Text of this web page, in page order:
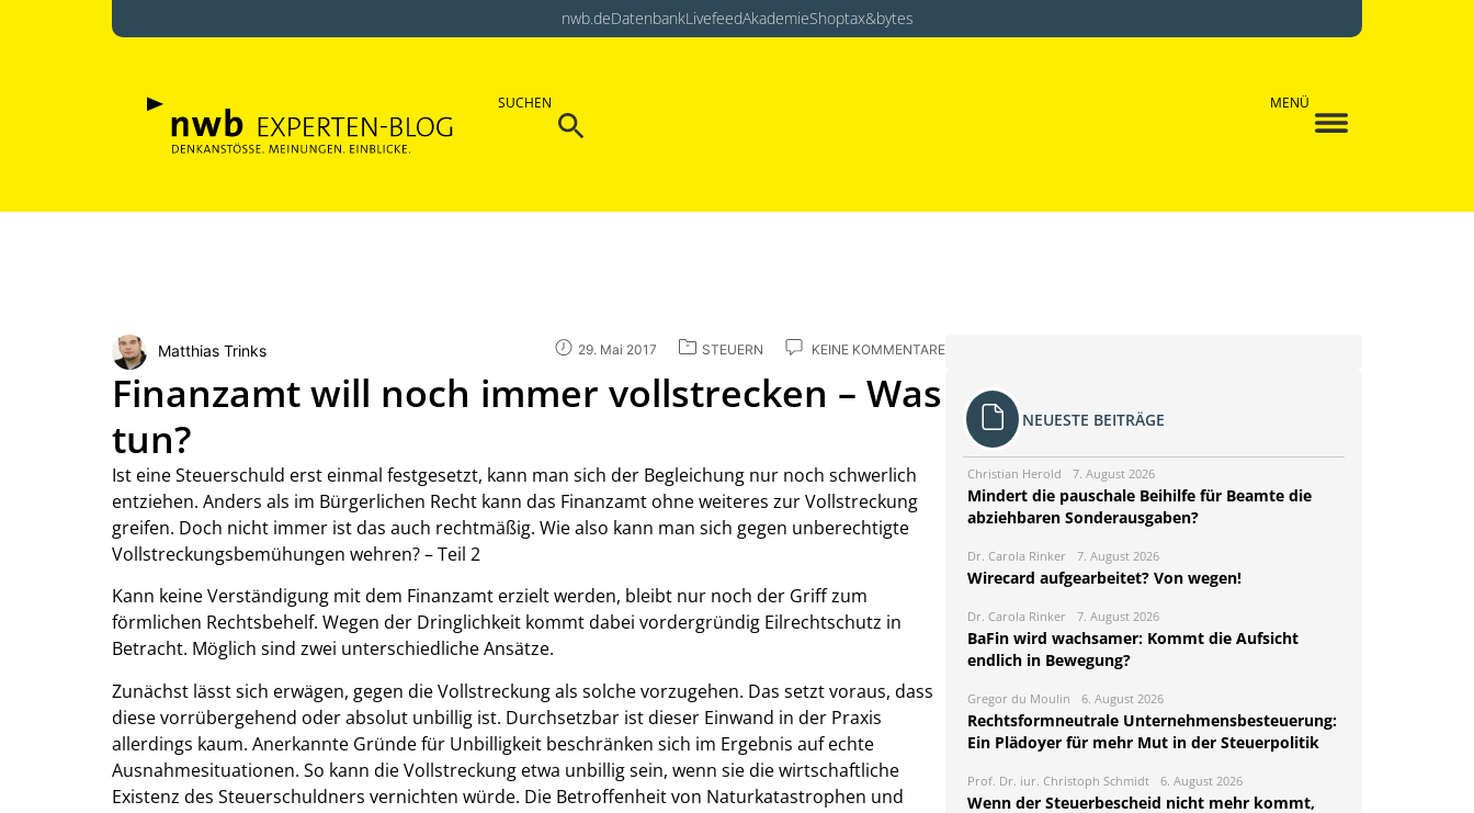
nwb.deDatenbankLivefeedAkademieShoptax&bytes
SUCHEN
Search
MENÜ
Matthias Trinks 29. Mai 2017 STEUERN KEINE KOMMENTARE
Finanzamt will noch immer vollstrecken – Was
tun?
Ist eine Steuerschuld erst einmal festgesetzt, kann man sich der Begleichung nur noch schwerlich
entziehen. Anders als im Bürgerlichen Recht kann das Finanzamt ohne weiteres zur Vollstreckung
greifen. Doch nicht immer ist das auch rechtmäßig. Wie also kann man sich gegen unberechtigte
Vollstreckungsbemühungen wehren? – Teil 2
Kann keine Verständigung mit dem Finanzamt erzielt werden, bleibt nur noch der Griff zum
förmlichen Rechtsbehelf. Wegen der Dringlichkeit kommt dabei vordergründig Eilrechtschutz in
Betracht. Möglich sind zwei unterschiedliche Ansätze.
Zunächst lässt sich erwägen, gegen die Vollstreckung als solche vorzugehen. Das setzt voraus, dass
diese vorrübergehend oder absolut unbillig ist. Durchsetzbar ist dieser Einwand in der Praxis
allerdings kaum. Anerkannte Gründe für Unbilligkeit beschränken sich im Ergebnis auf echte
Ausnahmesituationen. So kann die Vollstreckung etwa unbillig sein, wenn sie die wirtschaftliche
Existenz des Steuerschuldners vernichten würde. Die Betroffenheit von Naturkatastrophen und
NEUESTE BEITRÄGE
Christian Herold 7. August 2026
Mindert die pauschale Beihilfe für Beamte die
abziehbaren Sonderausgaben?
Dr. Carola Rinker 7. August 2026
Wirecard aufgearbeitet? Von wegen!
Dr. Carola Rinker 7. August 2026
BaFin wird wachsamer: Kommt die Aufsicht
endlich in Bewegung?
Gregor du Moulin 6. August 2026
Rechtsformneutrale Unternehmensbesteuerung:
Ein Plädoyer für mehr Mut in der Steuerpolitik
Prof. Dr. iur. Christoph Schmidt 6. August 2026
Wenn der Steuerbescheid nicht mehr kommt,